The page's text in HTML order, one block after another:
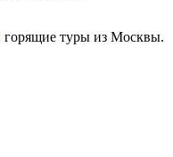
горящие туры из Москвы.